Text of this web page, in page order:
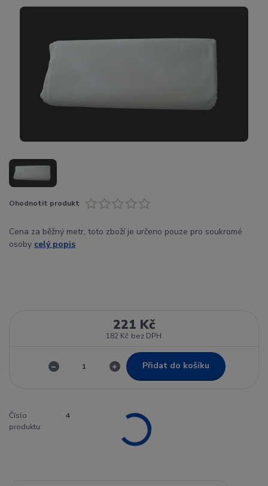
Ohodnotit produkt
Cena za běžný metr, toto zboží je určeno pouze pro soukromé
osoby celý popis
221 Kč
182 Kč bez DPH
Přidat do košíku
Číslo
produktu:
4